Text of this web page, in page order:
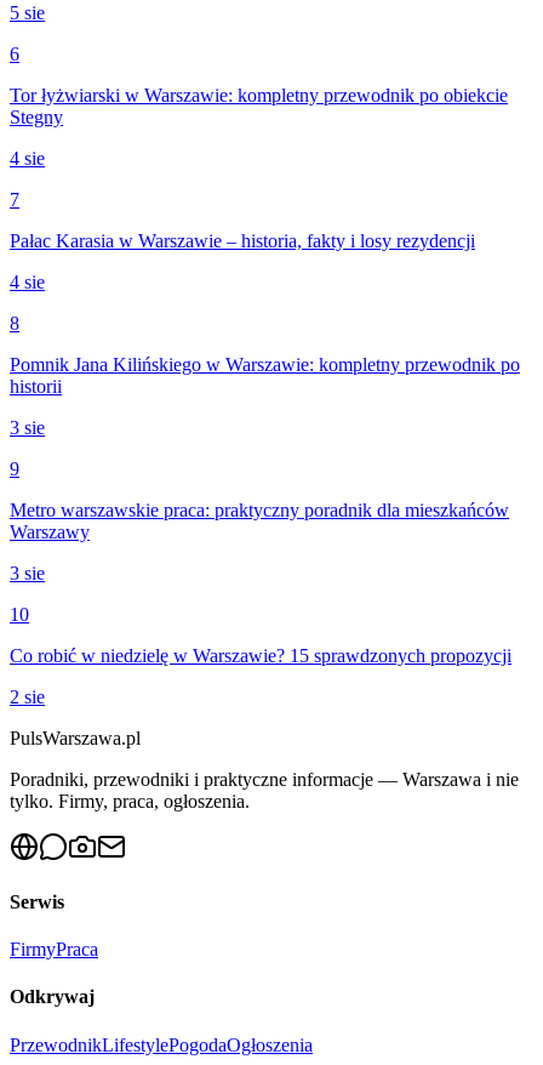
5 sie
6
Tor łyżwiarski w Warszawie: kompletny przewodnik po obiekcie
Stegny
4 sie
7
Pałac Karasia w Warszawie – historia, fakty i losy rezydencji
4 sie
8
Pomnik Jana Kilińskiego w Warszawie: kompletny przewodnik po
historii
3 sie
9
Metro warszawskie praca: praktyczny poradnik dla mieszkańców
Warszawy
3 sie
10
Co robić w niedzielę w Warszawie? 15 sprawdzonych propozycji
2 sie
PulsWarszawa.pl
Poradniki, przewodniki i praktyczne informacje — Warszawa i nie
tylko. Firmy, praca, ogłoszenia.
Serwis
FirmyPraca
Odkrywaj
PrzewodnikLifestylePogodaOgłoszenia